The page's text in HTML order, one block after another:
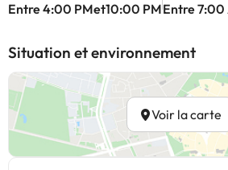
Entre 4:00 PMet10:00 PMEntre 7:00
Situation et environnement
Voir la carte